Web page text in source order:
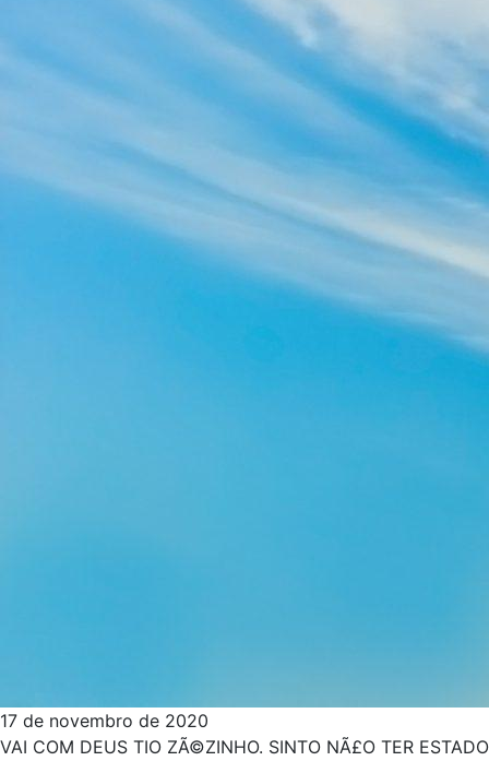
17 de novembro de 2020
VAI COM DEUS TIO ZÃ©ZINHO. SINTO NÃ£O TER ESTADO